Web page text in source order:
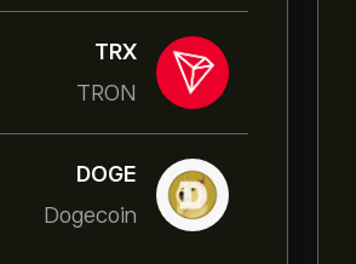
TRX
TRON
DOGE
Dogecoin